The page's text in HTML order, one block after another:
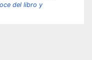
del libro y